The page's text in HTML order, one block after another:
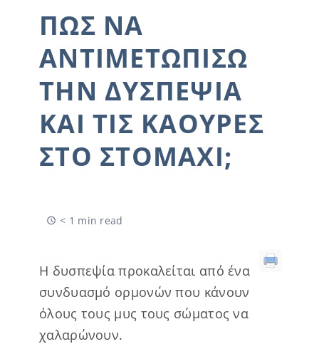
ΠΩΣ ΝΑ
ΑΝΤΙΜΕΤΩΠΊΣΩ
ΤΗΝ ΔΥΣΠΕΨΊΑ
ΚΑΙ ΤΙΣ ΚΑΟΎΡΕΣ
ΣΤΟ ΣΤΟΜΆΧΙ;
< 1 min read
Η δυσπεψία προκαλείται από ένα
συνδυασμό ορμονών που κάνουν
όλους τους μυς τους σώματος να
χαλαρώνουν.